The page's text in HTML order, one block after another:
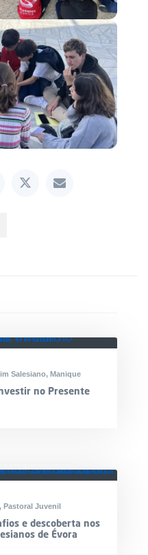
Salesiano, Manique
no Presente
, Pastoral Juvenil
e descoberta nos
de Évora